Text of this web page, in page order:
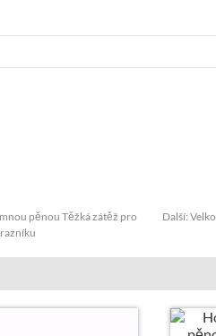
pěnou Těžká zátěž pro
Další: